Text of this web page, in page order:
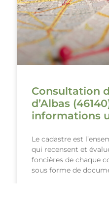
Consultation
d’Albas
informations
Le cadastre est
qui recensent et
foncières de chaque
sous forme de